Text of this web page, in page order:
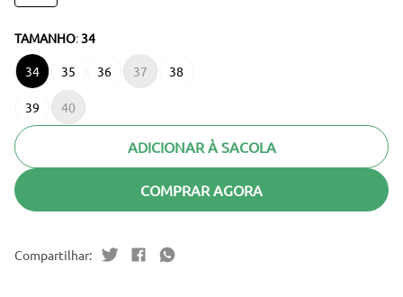
TAMANHO: 34
34 35 36 37 38
39 40
ADICIONAR À SACOLA
COMPRAR AGORA